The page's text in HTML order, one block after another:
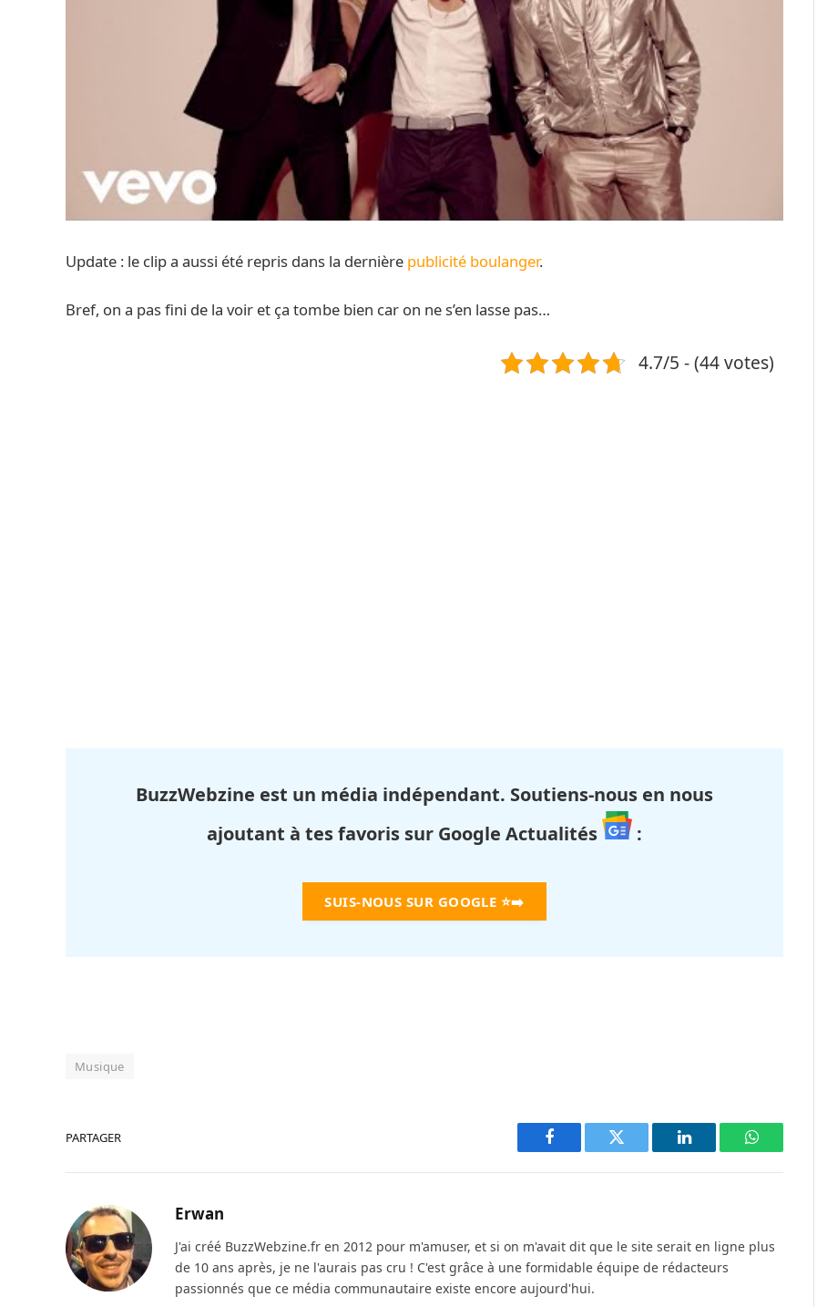
Update : le clip a aussi été repris dans la dernière publicité boulanger.
Bref, on a pas fini de la voir et ça tombe bien car on ne s’en lasse pas…
4.7/5 - (44 votes)
BuzzWebzine est un média indépendant. Soutiens-nous en nous
ajoutant à tes favoris sur Google Actualités
:
SUIS-NOUS SUR GOOGLE ⭐➡️
Musique
PARTAGER
Facebook Twitter LinkedIn WhatsApp
Erwan
J'ai créé BuzzWebzine.fr en 2012 pour m'amuser, et si on m'avait dit que le site serait en ligne plus
de 10 ans après, je ne l'aurais pas cru ! C'est grâce à une formidable équipe de rédacteurs
passionnés que ce média communautaire existe encore aujourd'hui.